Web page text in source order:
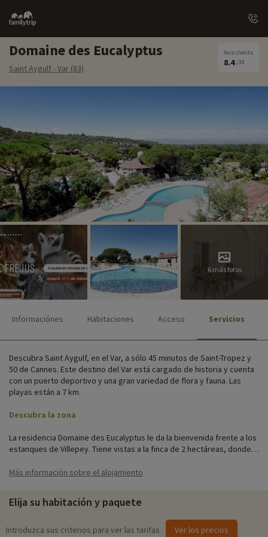
Family
trip
Domaine des Eucalyptus
Saint Aygulf - Var (83)
Avis clients
8.4 /10
6 más fotos
Informaciónes Habitaciones Acceso Servicios
Descubra Saint Aygulf, en el Var, a sólo 45 minutos de Saint-Tropez y
50 de Cannes. Este destino del Var está cargado de historia y cuenta
con un puerto deportivo y una gran variedad de flora y fauna. Las
playas están a 7 km.
Descubra la zona
La residencia Domaine des Eucalyptus le da la bienvenida frente a los
estanques de Villepey. Tiene vistas a la finca de 2 hectáreas, donde
ambiente tranquilo y relajante.
alojará cómodamente en amplios apartamentos equipados con todo
lo necesario para pasar unas agradables vacaciones en familia. El
pequeño extra: cada apartamento tiene un balcón o terraza con
Más información sobre el alojamiento
Elija su habitación y paquete
Introduzca sus criterios para ver las tarifas Ver los precios